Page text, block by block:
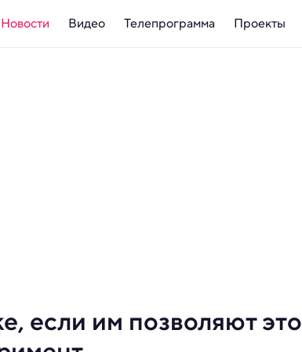
Новости Видео Телепрограмма Проекты
если им позволяют это